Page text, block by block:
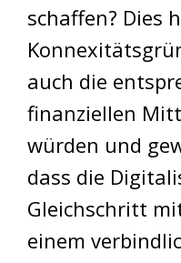
schaffen? Dies
auch die
finanziellen
würden und
dass die
Gleichschritt
einem